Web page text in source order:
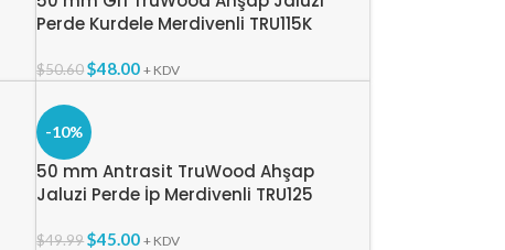
Perde Kurdele Merdivenli TRU115K
$50.60 $48.00 + KDV
-10%
50 mm Antrasit TruWood Ahşap
Jaluzi Perde İp Merdivenli TRU125
$49.99 $45.00 + KDV